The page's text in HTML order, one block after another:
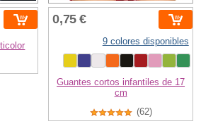
0,75 €
9 colores disponibles
Guantes cortos infantiles de 17
cm
(62)